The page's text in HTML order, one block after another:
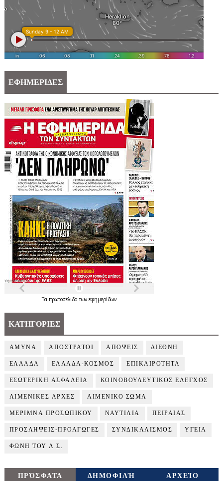
ΕΦΗΜΕΡΙΔΕΣ
Τα πρωτοσέλιδατων εφημερίδων
ΚΑΤΗΓΟΡΙΕΣ
ΑΜΥΝΑ ΑΠΟΣΤΡΑΤΟΙ ΑΠΟΨΕΙΣ ΔΙΕΘΝΗ
ΕΛΛΑΔΑ ΕΛΛΑΔΑ-ΚΟΣΜΟΣ ΕΠΙΚΑΙΡΟΤΗΤΑ
ΕΣΩΤΕΡΙΚΗ ΑΣΦΑΛΕΙΑ ΚΟΙΝΟΒΟΥΛΕΥΤΙΚΟΣ ΕΛΕΓΧΟΣ
ΛΙΜΕΝΙΚΕΣ ΑΡΧΕΣ ΛΙΜΕΝΙΚΟ ΣΩΜΑ
ΜΕΡΙΜΝΑ ΠΡΟΣΩΠΙΚΟΥ ΝΑΥΤΙΛΙΑ ΠΕΙΡΑΙΑΣ
ΠΡΟΣΛΗΨΕΙΣ-ΠΡΟΑΓΩΓΕΣ ΣΥΝΔΙΚΑΛΙΣΜΟΣ ΥΓΕΙΑ
ΦΩΝΗ ΤΟΥ Λ.Σ.
ΠΡΌΣΦΑΤΑ ΔΗΜΟΦΙΛΉ ΑΡΧΕΊΟ